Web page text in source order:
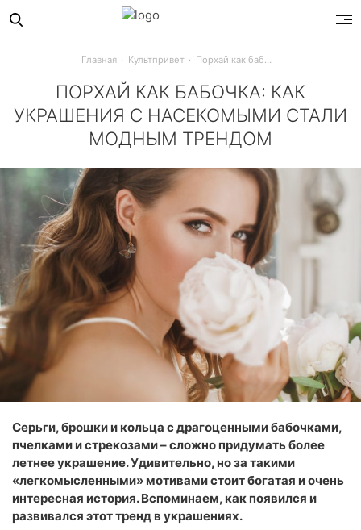
Главная Культпривет
ПОРХАЙ КАК БАБОЧКА: КАК
УКРАШЕНИЯ С НАСЕКОМЫМИ СТАЛИ
МОДНЫМ ТРЕНДОМ
Бабочки, пчелки и стрекозы поселились на сережках
Серьги, брошки и кольца с драгоценными бабочками,
пчелками и стрекозами – сложно придумать более
летнее украшение. Удивительно, но за такими
«легкомысленными» мотивами стоит богатая и очень
интересная история. Вспоминаем, как появился и
развивался этот тренд в украшениях.